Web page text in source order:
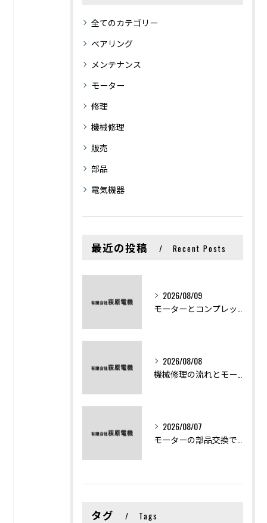
全てのカテゴリー
ベアリング
メンテナンス
モーター
修理
機械修理
販売
部品
電気機器
最近の投稿 Recent Posts
2026/08/09
2026/08/08
2026/08/07
タグ Tags